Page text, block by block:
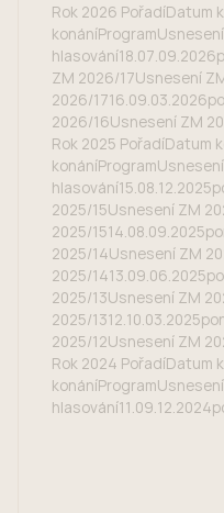
Rok 2026 PořadíDatum
ZM 2026/17Usnesení
2026/
2026/16Usnesení ZM
Rok 2025 PořadíDatum
2025/15Usnesení ZM
2025/
2025/14Usnesení ZM
2025/
2025/13Usnesení ZM
2025/
2025/12Usnesení ZM
Rok 2024 PořadíDatum